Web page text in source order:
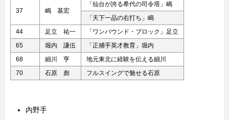
37 嶋 基宏
「仙台が誇る希代の司令塔」嶋
「天下一品の右打ち」嶋
44
足立 祐一
「ワンバウンド・ブロック」足立
65
堀内 謙伍
「正捕手英才教育」堀内
68
細川 亨
地元東北に経験を伝える細川
70
石原 彪 フルスイングで魅せる石原
内野手